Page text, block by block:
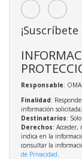
Responsable:
Finalidad:
información solicitada;
Destinatarios:
Derechos: Acceder,
indica en la
consultar la
de Privacidad